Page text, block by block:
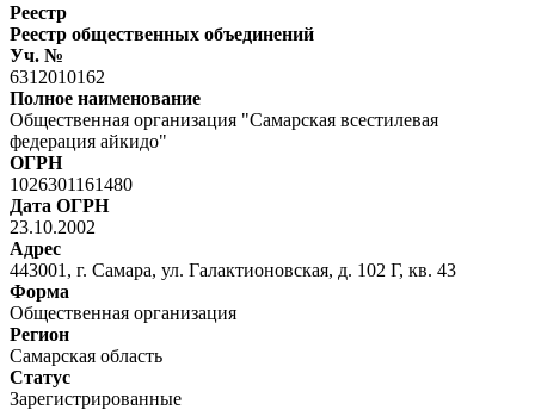
Реестр
Реестр общественных объединений
Уч. №
6312010162
Полное наименование
Общественная организация "Самарская всестилевая
федерация айкидо"
ОГРН
1026301161480
Дата ОГРН
23.10.2002
Адрес
443001, г. Самара, ул. Галактионовская, д. 102 Г, кв. 43
Форма
Общественная организация
Регион
Самарская область
Статус
Зарегистрированные